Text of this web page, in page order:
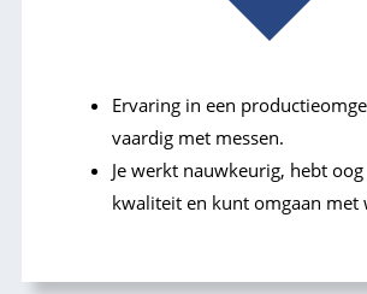
Ervaring in een
vaardig met messen.
Je werkt nauwkeurig, hebt
kwaliteit en kunt omgaan met